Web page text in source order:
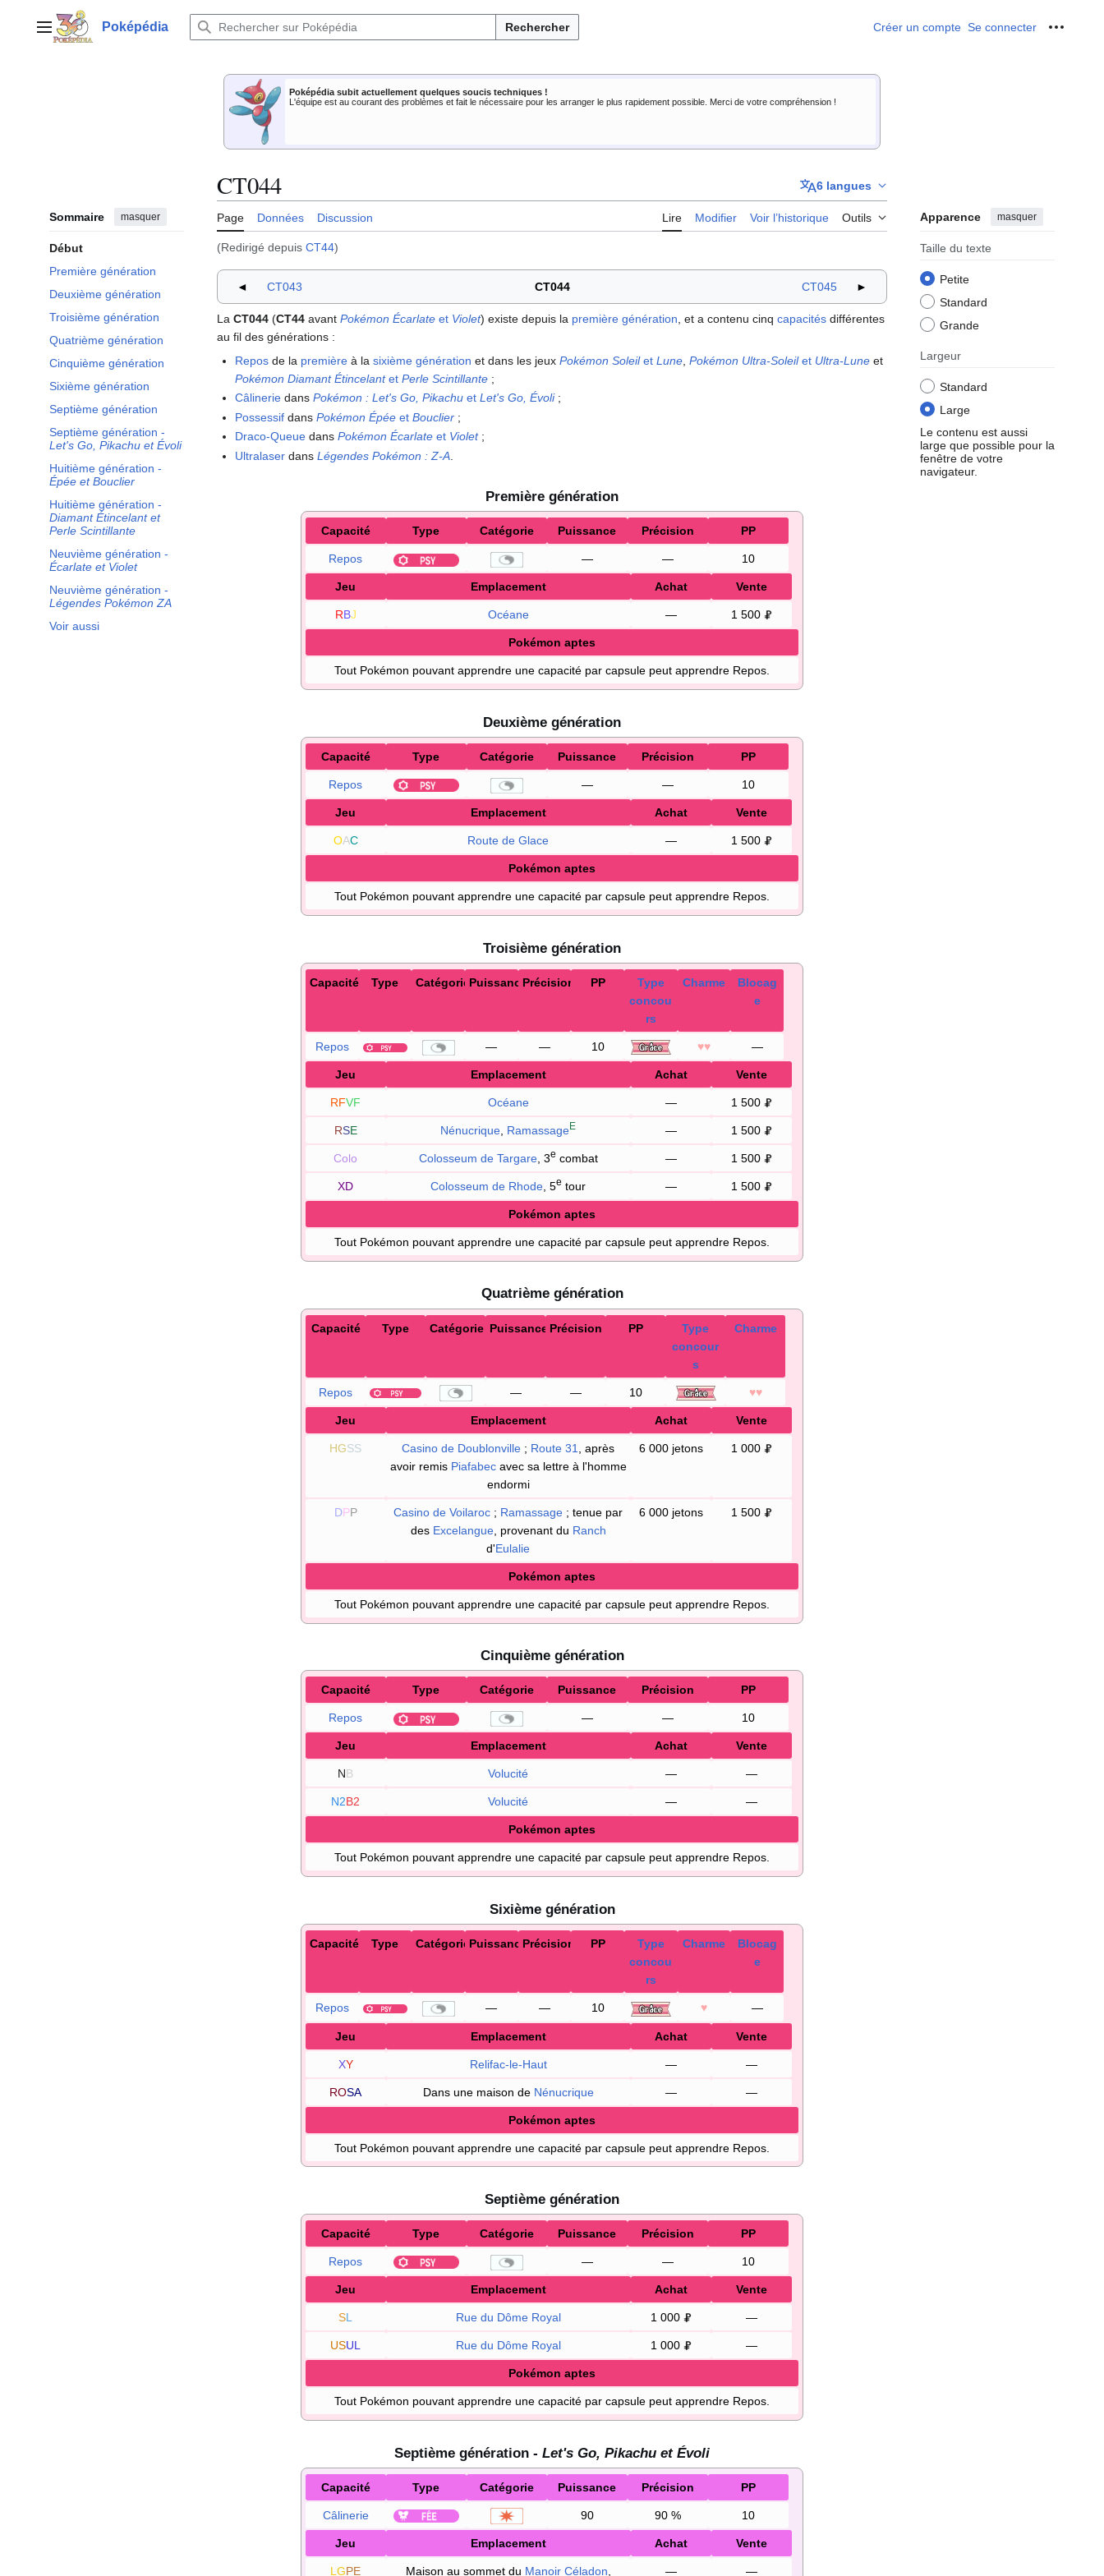
contenuMenu principalPoképédia Rechercher Créer un compte Se connecter Outils
Poképédia subit actuellement quelques soucis techniques !
L'équipe est au courant des problèmes et fait le nécessaire pour les arranger le plus rapidement possible. Merci de votre compréhension !
Sommaire masquer
Début
Première génération
Deuxième génération
Troisième génération
Quatrième génération
Cinquième génération
Sixième génération
Septième génération
Septième génération -
Let's Go, Pikachu et Évoli
Huitième génération -
Épée et Bouclier
Huitième génération -
Diamant Étincelant et
Perle Scintillante
Neuvième génération -
Écarlate et Violet
Neuvième génération -
Légendes Pokémon ZA
Voir aussi
CT044 6 langues
Page Données Discussion Lire Modifier Voir l’historique Outils Apparence masquer
Taille du texte
Petite
Standard
Grande
Largeur
Standard
Large
Le contenu est aussi
large que possible pour la
fenêtre de votre
navigateur.
(Redirigé depuis CT44)
◄ CT043 CT044 CT045 ►
La CT044 (CT44 avant Pokémon Écarlate et Violet) existe depuis la première génération , et a contenu cinq capacités différentes
au fil des générations :
Repos de la première à lasixième génération et dans les jeuxPokémon SoleiletLune ,Pokémon Ultra-Soleilet Ultra-Lune et
Pokémon Diamant ÉtincelantetPerle Scintillante ;
Câlinerie dansPokémon : Let's Go, Pikachu etLet's Go, Évoli ;
Possessif dansPokémon Épée etBouclier ;
Draco-Queue dansPokémon Écarlate et Violet ;
Ultralaser dansLégendes Pokémon :Z-A
Première génération
Capacité Type Catégorie Puissance Précision PP
Repos — — 10
Jeu Emplacement Achat Vente
RBJ Océane — 1 500
Pokémon aptes
Tout Pokémon pouvant apprendre une capacité par capsule peut apprendre Repos.
Deuxième génération
Capacité Type Catégorie Puissance Précision PP
Repos — — 10
Jeu Emplacement Achat Vente
OAC Route de Glace — 1 500
Pokémon aptes
Tout Pokémon pouvant apprendre une capacité par capsule peut apprendre Repos.
Troisième génération
Capacité Type CatégoriePuissancePrécision PP
Type
concou
rs
Charme
Blocag
e
Repos — — 10 ♥♥ —
Jeu Emplacement Achat Vente
RFVF Océane — 1 500
RSE Nénucrique, RamassageE — 1 500
Colo Colosseum de Targare, 3e combat — 1 500
XD Colosseum de Rhode, 5e tour — 1 500
Pokémon aptes
Tout Pokémon pouvant apprendre une capacité par capsule peut apprendre Repos.
Quatrième génération
Capacité Type Catégorie Puissance Précision PP
Type
concour
s
Charme
Repos — — 10 ♥♥
Jeu Emplacement Achat Vente
HGSS Casino de Doublonville ; Route 31
, après
avoir remis Piafabecavec sa lettre à l'homme
endormi
6 000 jetons 1 000
DPP Casino de Voilaroc ; Ramassage ; tenue par
des Excelangue, provenant du Ranch
d'Eulalie
6 000 jetons 1 500
Pokémon aptes
Tout Pokémon pouvant apprendre une capacité par capsule peut apprendre Repos.
Cinquième génération
Capacité Type Catégorie Puissance Précision PP
Repos — — 10
Jeu Emplacement Achat Vente
NB Volucité — —
N2B2 Volucité — —
Pokémon aptes
Tout Pokémon pouvant apprendre une capacité par capsule peut apprendre Repos.
Sixième génération
Capacité Type CatégoriePuissancePrécision PP
Type
concou
rs
Charme
Blocag
e
Repos — — 10 ♥ —
Jeu Emplacement Achat Vente
XY Relifac-le-Haut — —
ROSA Dans une maison de Nénucrique — —
Pokémon aptes
Tout Pokémon pouvant apprendre une capacité par capsule peut apprendre Repos.
Septième génération
Capacité Type Catégorie Puissance Précision PP
Repos — — 10
Jeu Emplacement Achat Vente
SL Rue du Dôme Royal 1 000 —
USUL Rue du Dôme Royal 1 000 —
Pokémon aptes
Tout Pokémon pouvant apprendre une capacité par capsule peut apprendre Repos.
Septième génération - Let's Go, Pikachu et Évoli
Capacité Type Catégorie Puissance Précision PP
Câlinerie 90 90 % 10
Jeu Emplacement Achat Vente
LGPE Maison au sommet du Manoir Céladon — —